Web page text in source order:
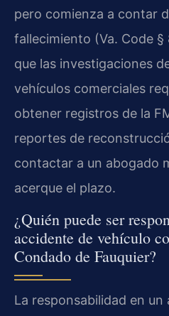
pero comienza a contar
fallecimiento (Va. Code
que las investigaciones
vehículos comerciales
obtener registros de la
reportes de
contactar a un abogado
acerque el plazo.
¿Quién puede ser
accidente de vehículo
Condado de Fauquier?
La responsabilidad en